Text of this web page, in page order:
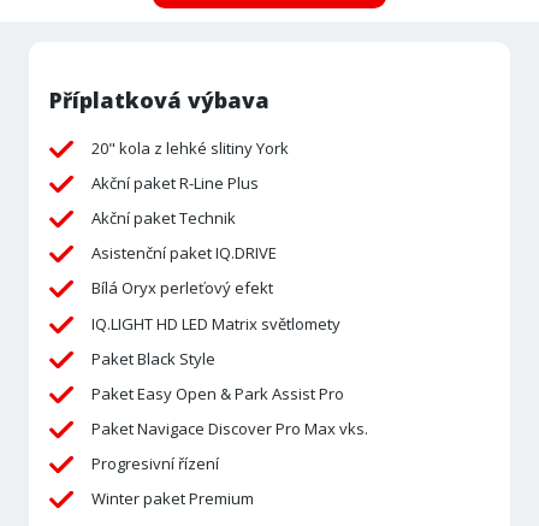
Příplatková výbava
20" kola z lehké slitiny York
Akční paket R-Line Plus
Akční paket Technik
Asistenční paket IQ.DRIVE
Bílá Oryx perleťový efekt
IQ.LIGHT HD LED Matrix světlomety
Paket Black Style
Paket Easy Open & Park Assist Pro
Paket Navigace Discover Pro Max vks.
Progresivní řízení
Winter paket Premium